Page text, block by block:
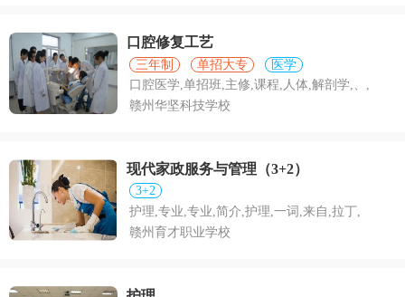
口腔修复工艺
三年制 单招大专
医学
口腔医学,单招班,主修,课程,人体,解剖学,、,
赣州华坚科技学校
现代家政服务与管理（3+2）
3+2
护理,专业,专业,简介,护理,一词,来自,拉丁,
赣州育才职业学校